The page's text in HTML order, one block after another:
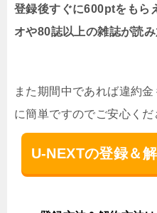
登録後すぐに600ptをもら
オや80誌以上の雑誌が読
また期間中であれば違約
に簡単ですのでご安心くだ
U-NEXTの登録＆